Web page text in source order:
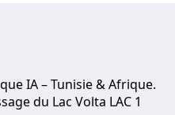
IA – Tunisie & Afrique.
du Lac Volta LAC 1